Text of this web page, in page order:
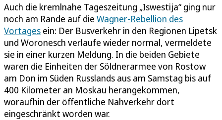
Auch die kremlnahe Tageszeitung „Iswestija“ ging nur
noch am Rande auf die Wagner-Rebellion des
Vortages ein: Der Busverkehr in den Regionen Lipetsk
und Woronesch verlaufe wieder normal, vermeldete
sie in einer kurzen Meldung. In die beiden Gebiete
waren die Einheiten der Söldnerarmee von Rostow
am Don im Süden Russlands aus am Samstag bis auf
400 Kilometer an Moskau herangekommen,
woraufhin der öffentliche Nahverkehr dort
eingeschränkt worden war.